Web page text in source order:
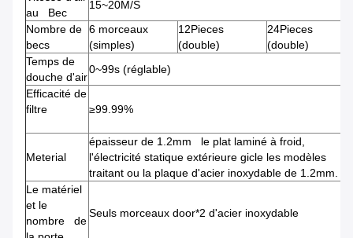
au Bec
15~20M/S
Nombre de
becs
6 morceaux
(simples)
12Pieces
(double)
24Pieces
(double)
Temps de
douche d'air
0~99s (réglable)
Efficacité de
filtre
≥99.99%
Meterial
épaisseur de 1.2mm le plat laminé à froid,
l'électricité statique extérieure gicle les modèles
traitant ou la plaque d'acier inoxydable de 1.2mm.
Le matériel
et le
nombre de
Seuls morceaux door*2 d'acier inoxydable